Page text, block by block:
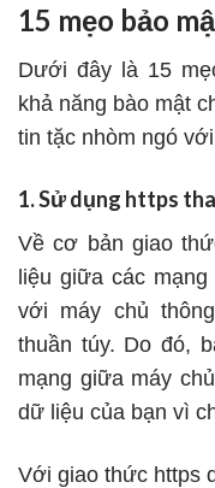
15 mẹo bảo
Dưới đây là 15
khả năng bào mật
tin tặc nhòm ngó
1. Sử dụng https
Về cơ bản giao
liệu giữa các
với máy chủ
thuần túy. Do đó,
mạng giữa máy
dữ liệu của bạn vì
Với giao thức https